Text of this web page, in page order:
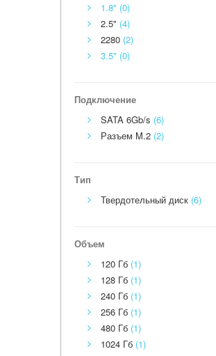
1.8" (0)
2.5" (4)
2280 (2)
3.5" (0)
Подключение
SATA 6Gb/s (6)
Разъем M.2 (2)
Тип
Твердотельный диск (6)
Объем
120 Гб (1)
128 Гб (1)
240 Гб (1)
256 Гб (1)
480 Гб (1)
1024 Гб (1)